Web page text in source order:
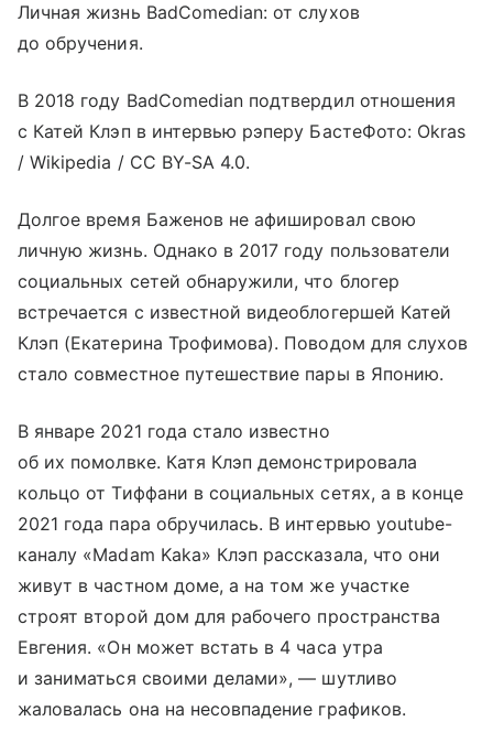
Личная жизнь BadComedian: от слухов
до обручения.
В 2018 году BadComedian подтвердил отношения
с Катей Клэп в интервью рэперу БастеФото: Okras
/ Wikipedia / CC BY-SA 4.0.
Долгое время Баженов не афишировал свою
личную жизнь. Однако в 2017 году пользователи
социальных сетей обнаружили, что блогер
встречается с известной видеоблогершей Катей
Клэп (Екатерина Трофимова). Поводом для слухов
стало совместное путешествие пары в Японию.
В январе 2021 года стало известно
об их помолвке. Катя Клэп демонстрировала
кольцо от Тиффани в социальных сетях, а в конце
2021 года пара обручилась. В интервью youtube-
каналу «Madam Kaka» Клэп рассказала, что они
живут в частном доме, а на том же участке
строят второй дом для рабочего пространства
Евгения. «Он может встать в 4 часа утра
и заниматься своими делами», — шутливо
жаловалась она на несовпадение графиков.